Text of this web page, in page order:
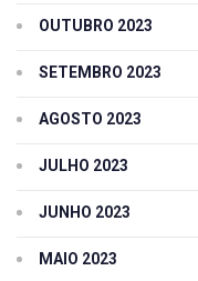
OUTUBRO 2023
SETEMBRO 2023
AGOSTO 2023
JULHO 2023
JUNHO 2023
MAIO 2023